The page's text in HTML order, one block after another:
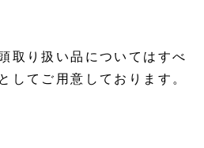
取り扱い品についてはすべ
してご用意しております。